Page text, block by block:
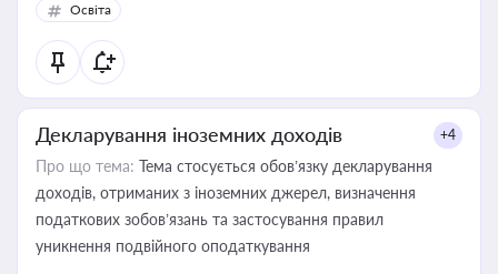
Освіта
Декларування іноземних доходів +4
Про що тема: Тема стосується обов’язку декларування
доходів, отриманих з іноземних джерел, визначення
податкових зобов’язань та застосування правил
уникнення подвійного оподаткування